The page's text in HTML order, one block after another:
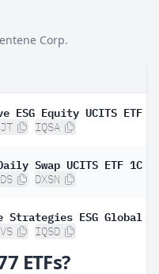
Corp.
IQSA
Swap UCITS ETF 1C
DXSN
IQSD
ETFs?